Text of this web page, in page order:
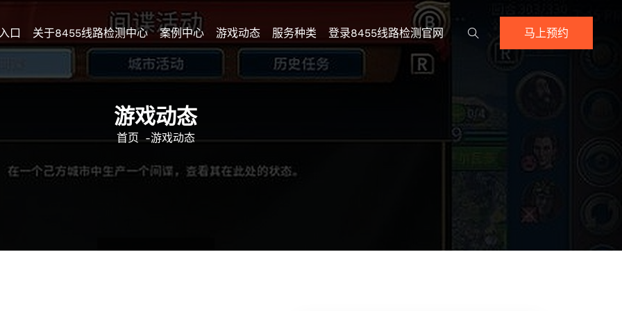
口 关于8455线路检测中心 案例中心 游戏动态 服务种类 登录8455线路检测官网 马上预约
游戏动态
首页 -游戏动态